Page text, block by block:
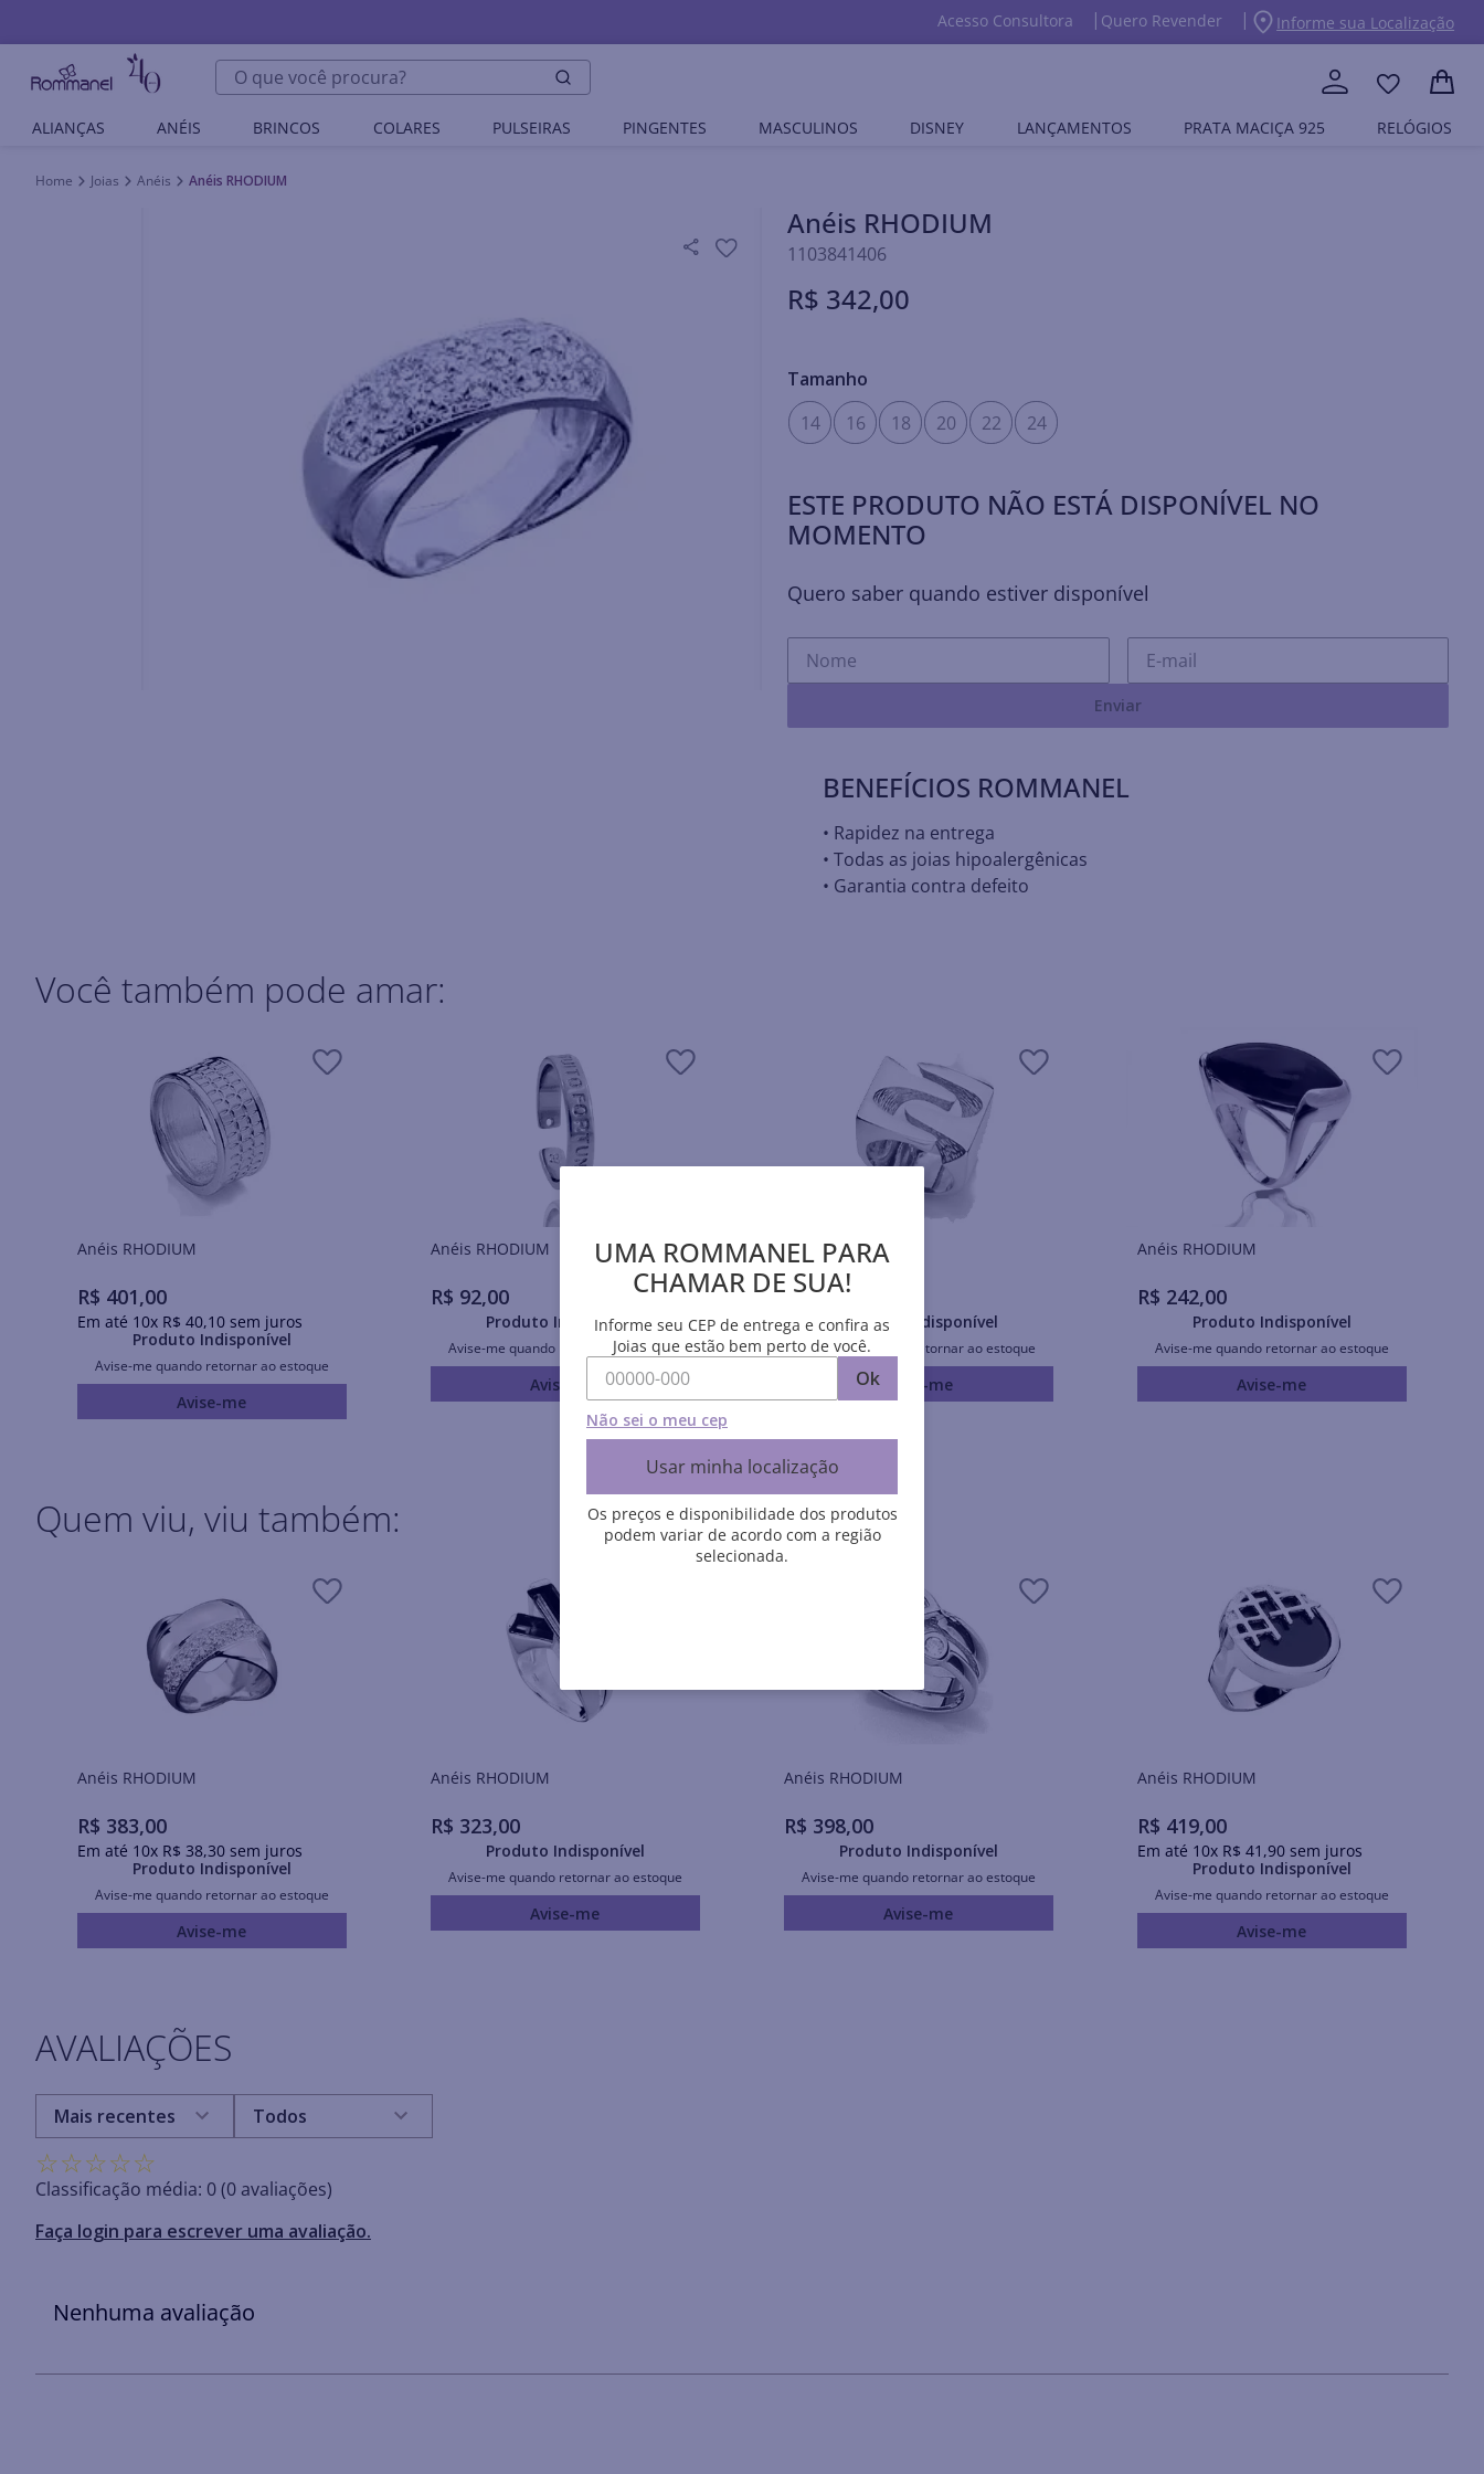
Acesso Consultora Quero Revender Informe sua Localização
O que você procura?
ALIANÇAS ANÉIS BRINCOS COLARES PULSEIRAS PINGENTES MASCULINOS DISNEY LANÇAMENTOS PRATA MACIÇA 925 RELÓGIOS
Joias Anéis Anéis RHODIUM
Anéis RHODIUM
1103841406
R$ 342,00
Tamanho
14
16 18 20 22 24
ESTE PRODUTO NÃO ESTÁ DISPONÍVEL NO
MOMENTO
Quero saber quando estiver disponível
Enviar
BENEFÍCIOS ROMMANEL
• Rapidez na entrega
• Todas as joias hipoalergênicas
• Garantia contra defeito
Você também pode amar:
Anéis RHODIUM
R$ 401,00
Em até 10x R$ 40,10sem juros
Produto Indisponível
Avise-me quando retornar ao estoque
Avise-me
Anéis RHODIUM
R$ 92,00
Produto Indisponível
Avise-me quando retornar ao estoque
Avise-me
Anéis RHODIUM
R$ 345,
Produto Indisponível
Avise-me quando retornar ao estoque
Avise-me
Anéis RHODIUM
R$ 242,00
Produto Indisponível
Avise-me quando retornar ao estoque
Avise-me
Quem viu, viu também:
Anéis RHODIUM
R$ 383,00
Em até 10x R$ 38,30sem juros
Produto Indisponível
Avise-me quando retornar ao estoque
Avise-me
Anéis RHODIUM
R$ 323,00
Produto Indisponível
Avise-me quando retornar ao estoque
Avise-me
Anéis RHODIUM
R$ 398,00
Produto Indisponível
Avise-me quando retornar ao estoque
Avise-me
Anéis RHODIUM
R$ 419,00
Em até 10x R$ 41 ,90sem juros
Produto Indisponível
Avise-me quando retornar ao estoque
Avise-me
AVALIAÇÕES
☆☆☆☆☆
Classificação média: 0(0 avaliações)
Faça login para escrever uma avaliação.
Mais recentes Todos
Nenhuma avaliação
UMA ROMMANEL PARA
CHAMAR DE SUA!
Informe seu CEP de entrega e confira as
Joias que estão bem perto de você.
Ok
Não sei o meu cep
Usar minha localização
Os preços e disponibilidade dos produtos
podem variar de acordo com a região
selecionada.